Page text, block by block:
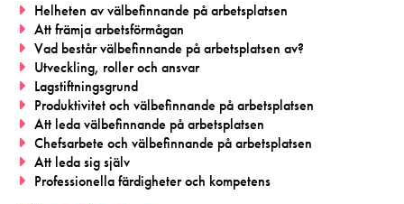
Helheten av välbefinnande på arbetsplatsen
Att främja arbetsförmågan
Vad består välbefinnande på arbetsplatsen av?
Utveckling, roller och ansvar
Lagstiftningsgrund
Produktivitet och välbefinnande på arbetsplatsen
Att leda välbefinnande på arbetsplatsen
Chefsarbete och välbefinnande på arbetsplatsen
Att leda sig själv
Professionella färdigheter och kompetens